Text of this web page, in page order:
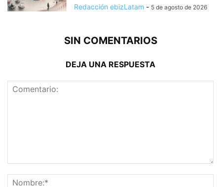
Redacción ebizLatam - 5 de agosto de 2026
SIN COMENTARIOS
DEJA UNA RESPUESTA